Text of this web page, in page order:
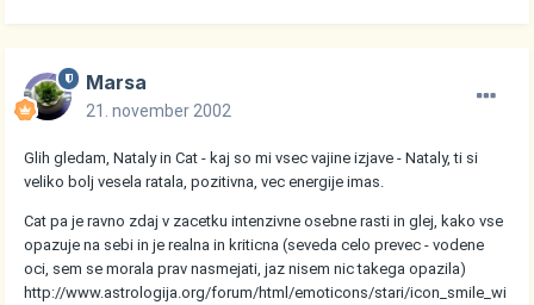
Marsa
21. november 2002
Glih gledam, Nataly in Cat - kaj so mi vsec vajine izjave - Nataly, ti si
veliko bolj vesela ratala, pozitivna, vec energije imas.
Cat pa je ravno zdaj v zacetku intenzivne osebne rasti in glej, kako vse
opazuje na sebi in je realna in kriticna (seveda celo prevec - vodene
oci, sem se morala prav nasmejati, jaz nisem nic takega opazila)
http://www.astrologija.org/forum/html/emoticons/stari/icon_smile_wi